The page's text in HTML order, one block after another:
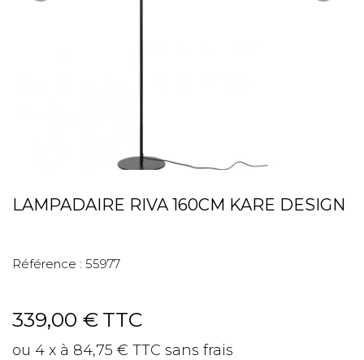
LAMPADAIRE RIVA 160CM KARE DESIGN
Référence : 55977
339,00 € TTC
ou 4 x à 84,75 € TTC sans frais